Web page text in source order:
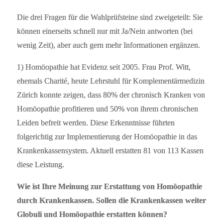
Die drei Fragen für die Wahlprüfsteine sind zweigeteilt: Sie
können einerseits schnell nur mit Ja/Nein antworten (bei
wenig Zeit), aber auch gern mehr Informationen ergänzen.
1) Homöopathie hat Evidenz seit 2005. Frau Prof. Witt,
ehemals Charité, heute Lehrstuhl für Komplementärmedizin
Zürich konnte zeigen, dass 80% der chronisch Kranken von
Homöopathie profitieren und 50% von ihrem chronischen
Leiden befreit werden. Diese Erkenntnisse führten
folgerichtig zur Implementierung der Homöopathie in das
Krankenkassensystem. Aktuell erstatten 81 von 113 Kassen
diese Leistung.
Wie ist Ihre Meinung zur Erstattung von Homöopathie
durch Krankenkassen. Sollen die Krankenkassen weiter
Globuli und Homöopathie erstatten können?